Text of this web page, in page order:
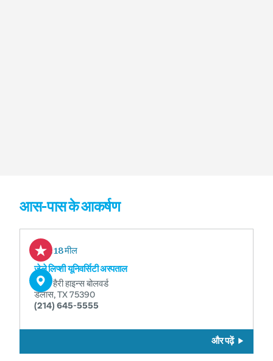
आस-पास के आकर्षण
0.18 मील
ज़ेले लिप्शी यूनिवर्सिटी अस्पताल
5151 हैरी हाइन्स बोलवर्ड
डलास, TX 75390
(214) 645-5555
और पढ़ें